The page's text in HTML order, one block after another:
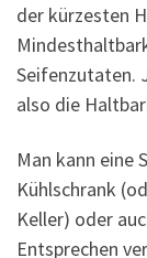
der kürzesten
Seifenzutaten.
also die
Man kann eine
Kühlschrank
Keller) oder
Entsprechen